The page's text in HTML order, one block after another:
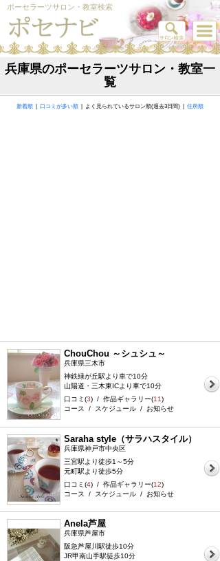
ポーセラーツサロン・教室検索
兵庫県のポーセラーツサロン・教室一
覧
新着順 口コミが多い順 | よく見られているサロン順(過去3日間) | 住所順
ChouChou ～シュシュ～
兵庫県三木市
神鉄緑が丘駅より車で10分
山陽道・三木東ICより車で10分
口コミ(3) / 作品ギャラリー(11)
コース / スケジュール / お知らせ
Saraha style（サラハスタイル）
兵庫県神戸市中央区
三宮駅より徒歩1～5分
元町駅より徒歩5分
口コミ(4) / 作品ギャラリー(12)
コース / スケジュール / お知らせ
Anela芦屋
兵庫県芦屋市
阪急芦屋川駅徒歩10分
JR甲南山手駅徒歩10分